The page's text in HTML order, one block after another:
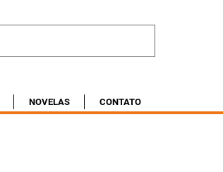
NOVELAS CONTATO